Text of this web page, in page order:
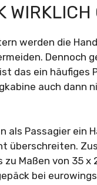
WIRKLICH
werden die
Dennoch
das ein häufiges
auch dann
als Passagier ein
überschreiten.
Maßen von 35 x